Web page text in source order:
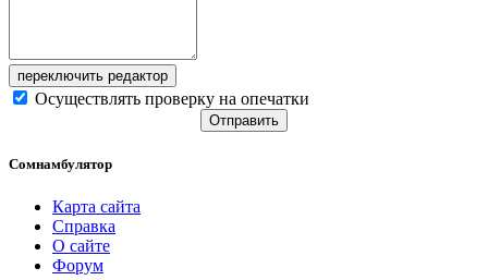
переключить редактор
Осуществлять проверку на опечатки
Отправить
Сомнамбулятор
Карта сайта
Справка
О сайте
Форум